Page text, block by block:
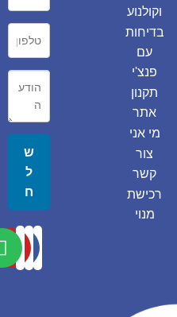
וקולנוע
בדיחות
עם
פנצ'י
תקנון
אתר
מי אני
צור
קשר
רכישת
מנוי
ש
ל
ח